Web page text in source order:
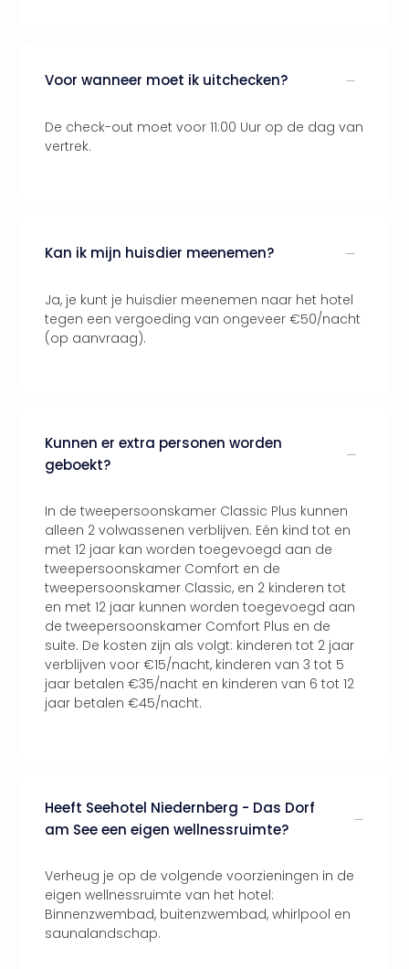
Voor wanneer moet ik uitchecken?
De check-out moet voor 11:00 Uur op de dag van
vertrek.
Kan ik mijn huisdier meenemen?
Ja, je kunt je huisdier meenemen naar het hotel
tegen een vergoeding van ongeveer €50/nacht
(op aanvraag).
Kunnen er extra personen worden
geboekt?
In de tweepersoonskamer Classic Plus kunnen
alleen 2 volwassenen verblijven. Eén kind tot en
met 12 jaar kan worden toegevoegd aan de
tweepersoonskamer Comfort en de
tweepersoonskamer Classic, en 2 kinderen tot
en met 12 jaar kunnen worden toegevoegd aan
de tweepersoonskamer Comfort Plus en de
suite. De kosten zijn als volgt: kinderen tot 2 jaar
verblijven voor €15/nacht, kinderen van 3 tot 5
jaar betalen €35/nacht en kinderen van 6 tot 12
jaar betalen €45/nacht.
Heeft Seehotel Niedernberg - Das Dorf
am See een eigen wellnessruimte?
Verheug je op de volgende voorzieningen in de
eigen wellnessruimte van het hotel:
Binnenzwembad, buitenzwembad, whirlpool en
saunalandschap.